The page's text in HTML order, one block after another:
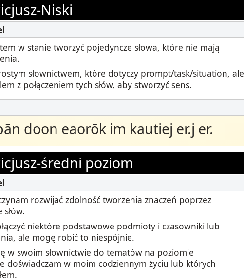
STAMP dla ASL
STAMP dla hebrajskiego
Wydarzenia
Niski
w stanie tworzyć pojedyncze słowa, które nie mają
słownictwem, które dotyczy prompt/task/situation, ale
z połączeniem tych słów, aby stworzyć sens.
doon eaorōk im kautiej er.j er.
średni poziom
rozwijać zdolność tworzenia znaczeń poprzez
słów.
niektóre podstawowe podmioty i czasowniki lub
ale mogę robić to niespójnie.
w swoim słownictwie do tematów na poziomie
doświadczam w moim codziennym życiu lub których